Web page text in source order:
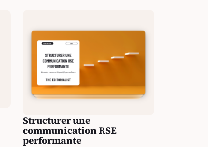
Structurer une
communication RSE
performante